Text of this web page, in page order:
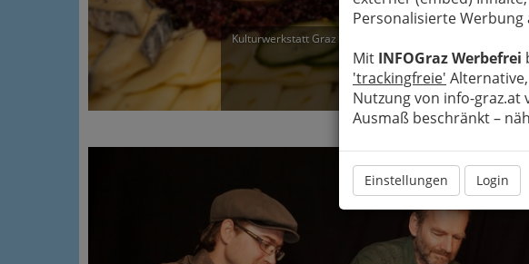
Personalisierte Werbung
Mit INFOGraz Werbefrei
'trackingfreie'
Nutzung von info-
Ausmaß beschränkt –
Einstellungen Login
Kulturwerkstatt Graz - beswingte Matinee mit “GitanEsprit”
001
Vergrößern